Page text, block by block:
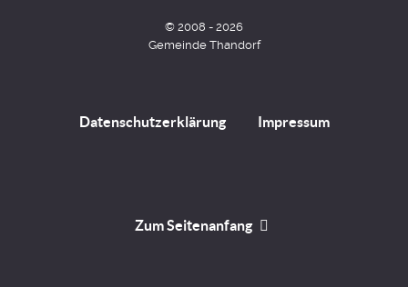
© 2008 - 2026
Gemeinde Thandorf
Datenschutzerklärung Impressum
Zum Seitenanfang